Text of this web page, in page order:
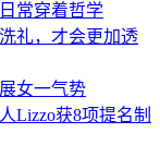
常穿着哲学
礼，才会更加透
女一气势
Lizzo获8项提名制